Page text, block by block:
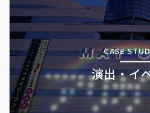
CASE
演出・イ